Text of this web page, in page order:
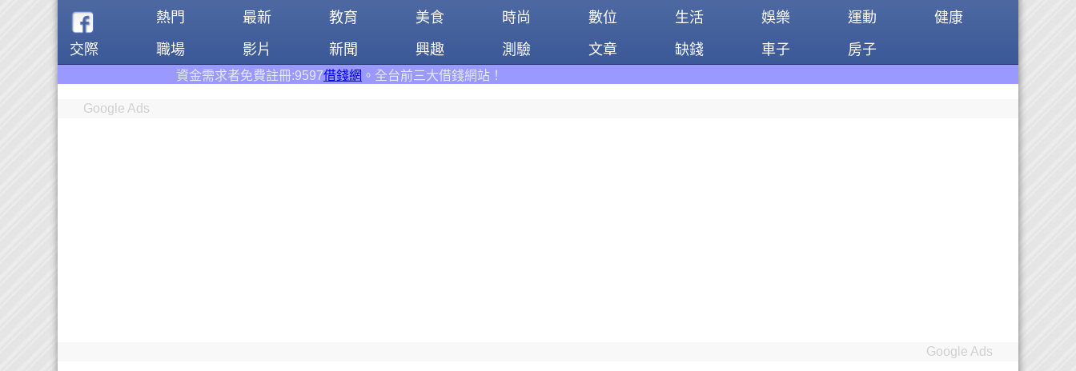
熱門 最新 教育 美食 時尚 數位 生活 娛樂 運動
健康
交際
職場 影片 新聞 興趣 測驗 文章 缺錢 車子 房子
資金需求者免費註冊:9597借錢網。全台前三大借錢網站！
Google Ads
Google Ads